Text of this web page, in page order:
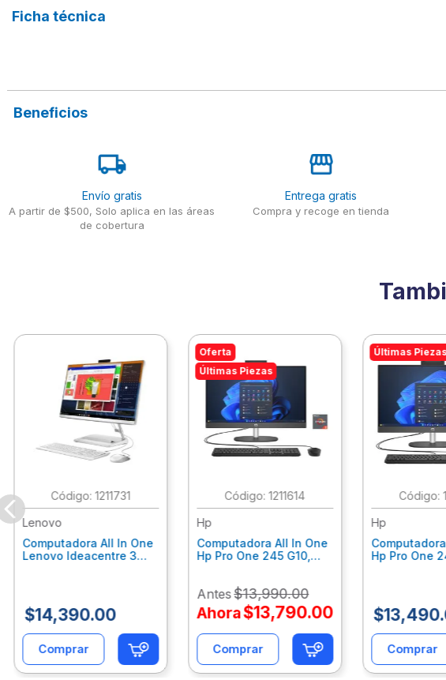
Ficha técnica
Beneficios
Envío gratis
A partir de $500, Solo aplica en las áreas
de cobertura
Entrega gratis
Compra y recoge en tienda
:1211731
Lenovo
Computadora All In One
Lenovo Ideacentre 3
F0G1014Ald
$14,390.00
Comprar
Oferta
Últimas Piezas
:1211614
Hp
Computadora All In One
Hp Pro One 245 G10,
Fhd, Win11Home
9P7K6La
Antes$13,990.00
Ahora$13,790.00
Comprar
Últimas Piezas
:
Hp
Hp Pro One
9P7K5La
$13,490.
Comprar